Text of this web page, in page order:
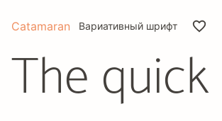
Catamaran Вариативный шрифт
The